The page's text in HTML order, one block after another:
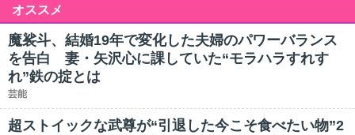
オススメ
魔裟斗、結婚19年で変化した夫婦のパワーバランス
を告白 妻・矢沢心に課していた“モラハラすれす
れ”鉄の掟とは
芸能
超ストイックな武尊が“引退した今こそ食べたい物”2